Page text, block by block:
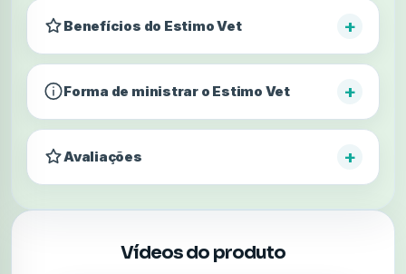
Benefícios do Estimo Vet +
Forma de ministrar o Estimo Vet +
Avaliações +
Vídeos do produto